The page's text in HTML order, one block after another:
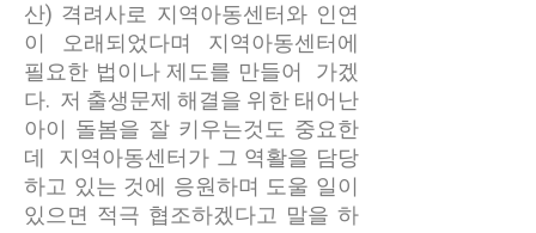
산) 격려사로 지역아동센터와 인연
이 오래되었다며 지역아동센터에
필요한 법이나 제도를 만들어 가겠
다. 저 출생문제 해결을 위한 태어난
아이 돌봄을 잘 키우는것도 중요한
데 지역아동센터가 그 역활을 담당
하고 있는 것에 응원하며 도울 일이
있으면 적극 협조하겠다고 말을 하